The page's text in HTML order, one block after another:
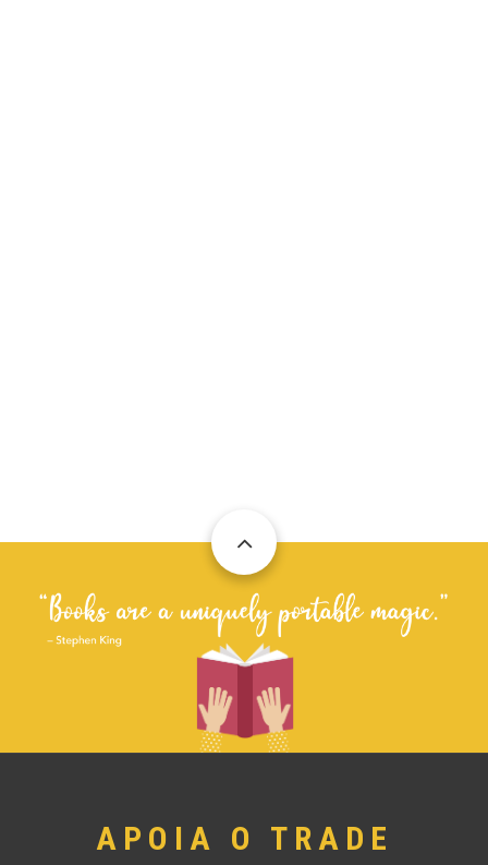
APOIA O TRADE